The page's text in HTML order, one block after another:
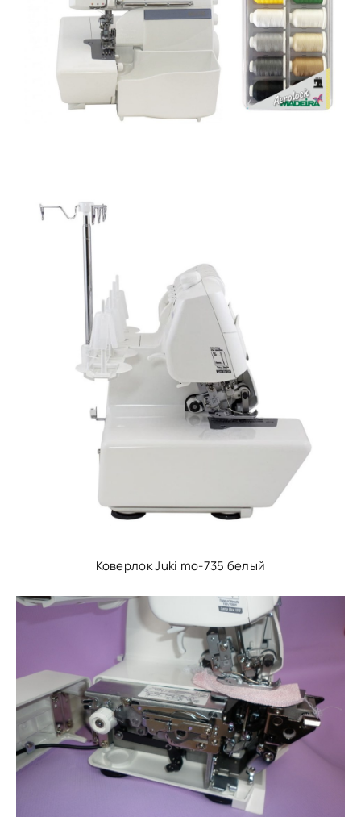
Коверлок Juki mo-735 белый